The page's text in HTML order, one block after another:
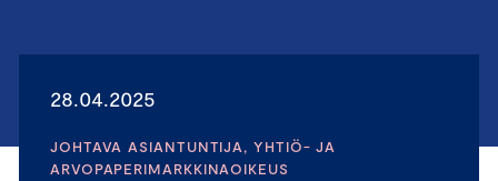
28.04.2025
JOHTAVA ASIANTUNTIJA, YHTIÖ- JA
ARVOPAPERIMARKKINAOIKEUS